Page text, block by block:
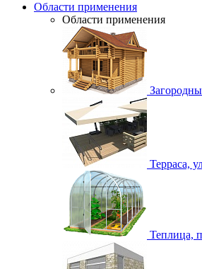
Области применения
Области применения
Терраса,
Теплица,